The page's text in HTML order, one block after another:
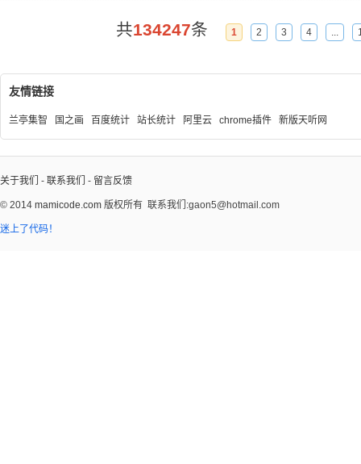
共134247条 1 2 3 4 ...
友情链接
兰亭集智 国之画 百度统计 站长统计 阿里云 chrome插件 新版天听网
关于我们 - 联系我们 - 留言反馈
© 2014 mamicode.com 版权所有 联系我们:gaon5@hotmail.com
迷上了代码！